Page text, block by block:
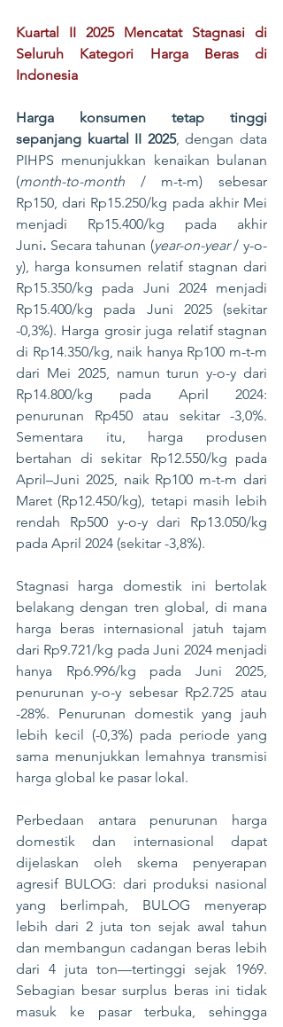
Kuartal II 2025 Mencatat Stagnasi di
Seluruh Kategori Harga Beras di
Indonesia
Harga konsumen tetap tinggi
sepanjang kuartal II 2025, dengan data
PIHPS menunjukkan kenaikan bulanan
(month-to-month / m-t-m) sebesar
Rp150, dari Rp15.250/kg pada akhir Mei
menjadi Rp15.400/kg pada akhir
Juni. Secara tahunan (year-on-year / y-o-
y), harga konsumen relatif stagnan dari
Rp15.350/kg pada Juni 2024 menjadi
Rp15.400/kg pada Juni 2025 (sekitar
-0,3%). Harga grosir juga relatif stagnan
di Rp14.350/kg, naik hanya Rp100 m-t-m
dari Mei 2025, namun turun y-o-y dari
Rp14.800/kg pada April 2024:
penurunan Rp450 atau sekitar -3,0%.
Sementara itu, harga produsen
bertahan di sekitar Rp12.550/kg pada
April–Juni 2025, naik Rp100 m-t-m dari
Maret (Rp12.450/kg), tetapi masih lebih
rendah Rp500 y-o-y dari Rp13.050/kg
pada April 2024 (sekitar -3,8%).
Stagnasi harga domestik ini bertolak
belakang dengan tren global, di mana
harga beras internasional jatuh tajam
dari Rp9.721/kg pada Juni 2024 menjadi
hanya Rp6.996/kg pada Juni 2025,
penurunan y-o-y sebesar Rp2.725 atau
-28%. Penurunan domestik yang jauh
lebih kecil (-0,3%) pada periode yang
sama menunjukkan lemahnya transmisi
harga global ke pasar lokal.
Perbedaan antara penurunan harga
domestik dan internasional dapat
dijelaskan oleh skema penyerapan
agresif BULOG: dari produksi nasional
yang berlimpah, BULOG menyerap
lebih dari 2 juta ton sejak awal tahun
dan membangun cadangan beras lebih
dari 4 juta ton—tertinggi sejak 1969.
Sebagian besar surplus beras ini tidak
masuk ke pasar terbuka, sehingga